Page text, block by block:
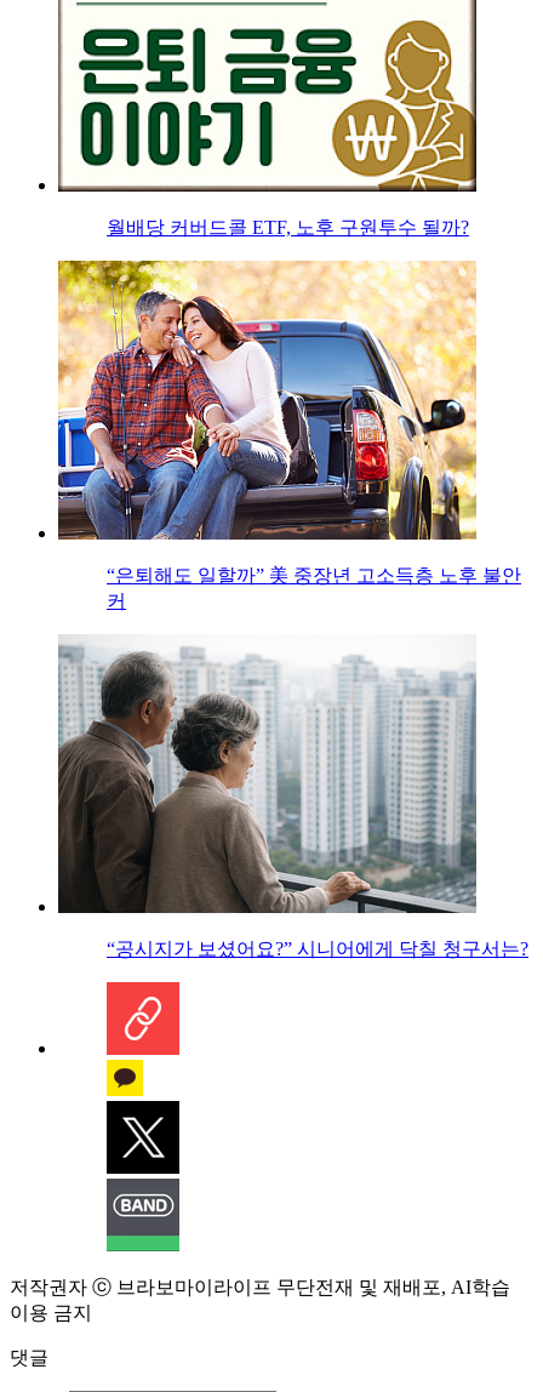
월배당 커버드콜 ETF, 노후 구원투수 될까?
“은퇴해도 일할까” 美 중장년 고소득층 노후 불안
커
“공시지가 보셨어요?” 시니어에게 닥칠 청구서는?
저작권자 ⓒ 브라보마이라이프 무단전재 및 재배포, AI학습
이용 금지
댓글